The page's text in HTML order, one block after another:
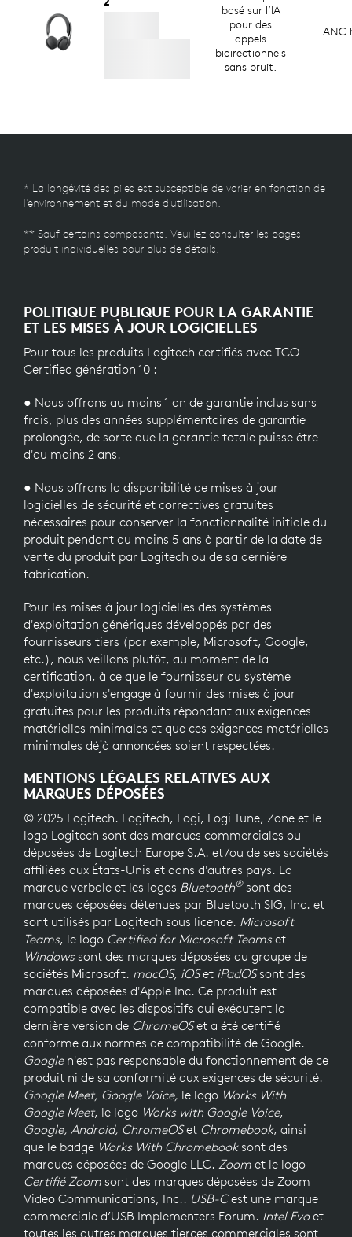
basé sur l’IA
pour des
appels
bidirectionnels
sans bruit.
ANC
* La longévité des piles est susceptible de varier en fonction de
l'environnement et du mode d'utilisation.
** Sauf certains composants. Veuillez consulter les pages
produit individuelles pour plus de détails.
POLITIQUE PUBLIQUE POUR LA GARANTIE
ET LES MISES À JOUR LOGICIELLES
Pour tous les produits Logitech certifiés avec TCO
Certified génération 10 :
● Nous offrons au moins 1 an de garantie inclus sans
frais, plus des années supplémentaires de garantie
prolongée, de sorte que la garantie totale puisse être
d'au moins 2 ans.
● Nous offrons la disponibilité de mises à jour
logicielles de sécurité et correctives gratuites
nécessaires pour conserver la fonctionnalité initiale du
produit pendant au moins 5 ans à partir de la date de
vente du produit par Logitech ou de sa dernière
fabrication.
Pour les mises à jour logicielles des systèmes
d'exploitation génériques développés par des
fournisseurs tiers (par exemple, Microsoft, Google,
etc.), nous veillons plutôt, au moment de la
certification, à ce que le fournisseur du système
d'exploitation s'engage à fournir des mises à jour
gratuites pour les produits répondant aux exigences
matérielles minimales et que ces exigences matérielles
minimales déjà annoncées soient respectées.
MENTIONS LÉGALES RELATIVES AUX
MARQUES DÉPOSÉES
© 2025 Logitech. Logitech, Logi, Logi Tune, Zone et le
logo Logitech sont des marques commerciales ou
déposées de Logitech Europe S.A. et/ou de ses sociétés
affiliées aux États-Unis et dans d'autres pays. La
marque verbale et les logos Bluetooth® sont des
marques déposées détenues par Bluetooth SIG, Inc. et
sont utilisés par Logitech sous licence. Microsoft
Teams, le logo Certified for Microsoft Teamset
Windowssont des marques déposées du groupe de
sociétés Microsoft. macOS, iOSet iPadOSsont des
marques déposées d'Apple Inc. Ce produit est
compatible avec les dispositifs qui exécutent la
dernière version de ChromeOSet a été certifié
conforme aux normes de compatibilité de Google.
Googlen'est pas responsable du fonctionnement de ce
produit ni de sa conformité aux exigences de sécurité.
Google Meet, Google Voice, le logo Works With
Google Meet, le logo Works with Google Voice,
Google, Android, ChromeOSet Chromebook, ainsi
que le badge Works With Chromebooksont des
marques déposées de Google LLC. Zoom et le logo
Certifié Zoom sont des marques déposées de Zoom
Video Communications, Inc.. USB-Cest une marque
commerciale d’USB Implementers Forum. Intel Evoet
toutes les autres marques tierces commerciales sont